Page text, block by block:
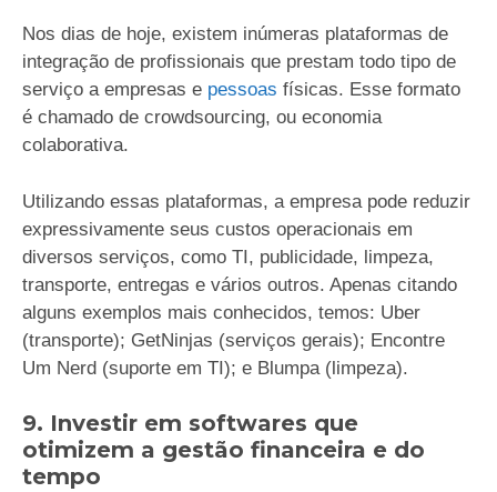
Nos dias de hoje, existem inúmeras plataformas de
integração de profissionais que prestam todo tipo de
serviço a empresas e pessoas físicas. Esse formato
é chamado de crowdsourcing, ou economia
colaborativa.
Utilizando essas plataformas, a empresa pode reduzir
expressivamente seus custos operacionais em
diversos serviços, como TI, publicidade, limpeza,
transporte, entregas e vários outros. Apenas citando
alguns exemplos mais conhecidos, temos: Uber
(transporte); GetNinjas (serviços gerais); Encontre
Um Nerd (suporte em TI); e Blumpa (limpeza).
9. Investir em softwares que
otimizem a gestão financeira e do
tempo